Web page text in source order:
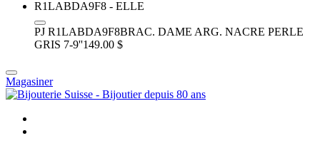
PJ R1LABDA9F8BRAC. DAME ARG. NACRE PERLE
GRIS 7-9''149.00 $
Magasiner